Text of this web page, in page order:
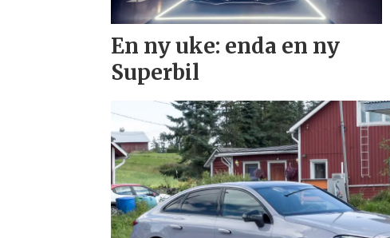
En ny uke: enda en ny
Superbil